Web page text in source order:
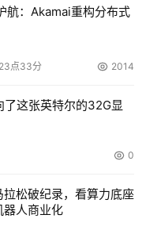
的功耗非常低的异步
PSRAM的供应商，在
种移动装置中。
通信设备中。随着网
容量及更快的读写速
，在众多存储器产品
重点。而Cypress的
航：Akamai重构分布式
点33分 2014
这张英特尔的32G显
0
拉松破纪录，看算力底座
器人商业化